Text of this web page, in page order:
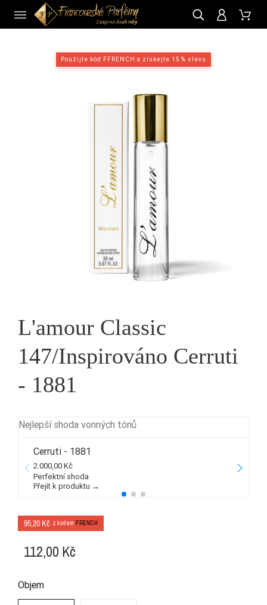
Použijte kód FFRENCH a získejte 15 % slevu
L'amour Classic
147/Inspirováno Cerruti
- 1881
Nejlepší shoda vonných tónů
Cerruti - 1881
2.000,00 Kč
Perfektní shoda
Přejít k produktu →
95,20 Kč z kodem FRENCH
112,00 Kč
Objem
CZ